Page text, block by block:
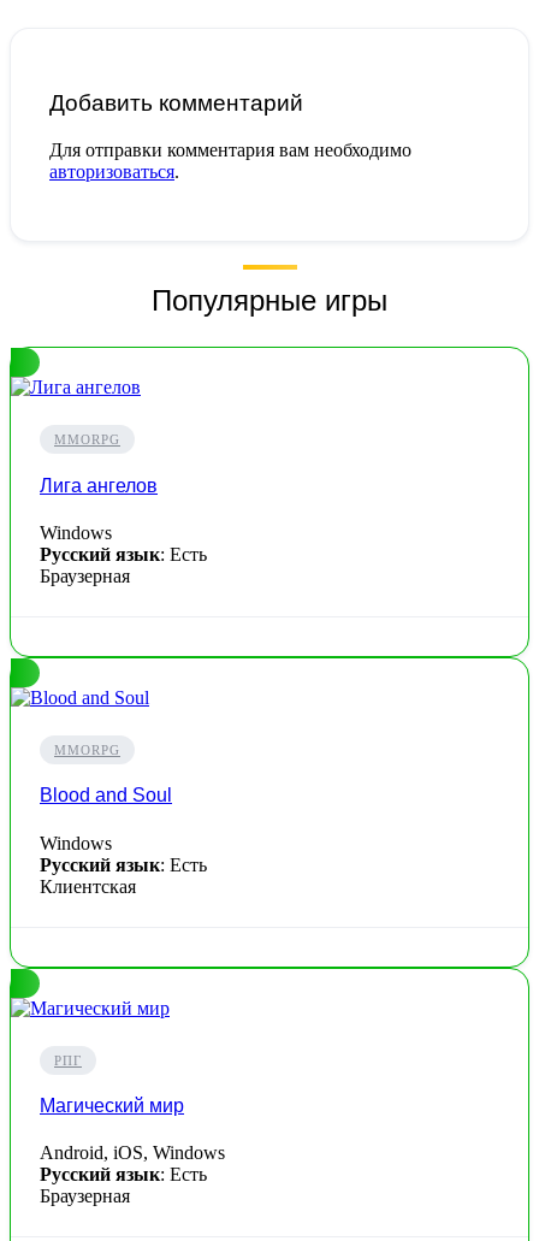
Добавить комментарий
Для отправки комментария вам необходимо
авторизоваться.
Популярные игры
MMORPG
Лига ангелов
Windows
Русский язык: Есть
Браузерная
MMORPG
Blood and Soul
Windows
Русский язык: Есть
Клиентская
РПГ
Магический мир
Android, iOS, Windows
Русский язык: Есть
Браузерная